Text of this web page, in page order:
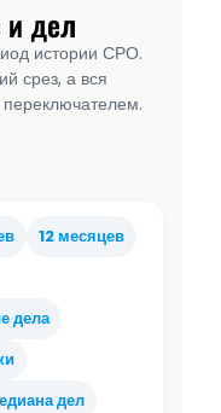
и дел
истории СРО.
срез, а вся
12 месяцев
дела
дел